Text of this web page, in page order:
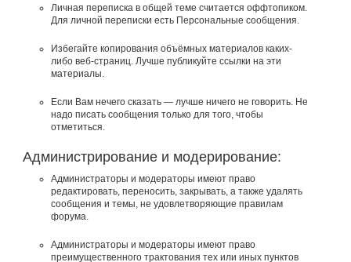
Личная переписка в общей теме считается оффтопиком.
Для личной переписки есть Персональные сообщения.
Избегайте копирования объёмных материалов каких-
либо веб-страниц. Лучше публикуйте ссылки на эти
материалы.
Если Вам нечего сказать — лучше ничего не говорить. Не
надо писать сообщения только для того, чтобы
отметиться.
Администрирование и модерирование:
Администраторы и модераторы имеют право
редактировать, переносить, закрывать, а также удалять
сообщения и темы, не удовлетворяющие правилам
форума.
Администраторы и модераторы имеют право
преимущественного трактования тех или иных пунктов